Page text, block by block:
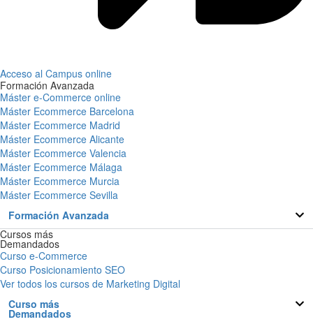
Acceso al Campus online
Formación Avanzada
Máster e-Commerce online
Máster Ecommerce Barcelona
Máster Ecommerce Madrid
Máster Ecommerce Alicante
Máster Ecommerce Valencia
Máster Ecommerce Málaga
Máster Ecommerce Murcia
Máster Ecommerce Sevilla
Formación Avanzada
Cursos más
Demandados
Curso e-Commerce
Curso Posicionamiento SEO
Ver todos los cursos de Marketing Digital
Curso más
Demandados